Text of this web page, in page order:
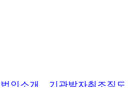
법인소개 기관발자취 조직도